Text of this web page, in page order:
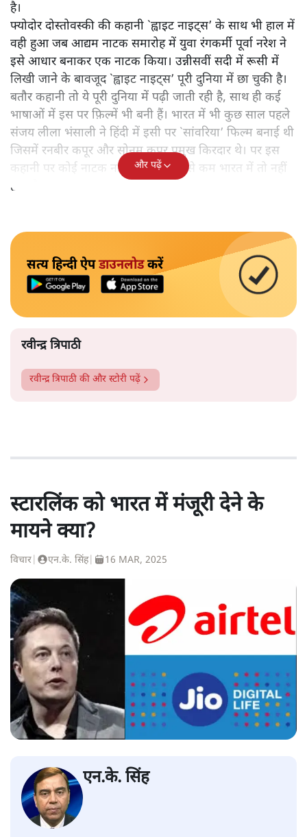
है।
फ्योदोर दोस्तोवस्की की कहानी `ह्वाइट नाइट्स’ के साथ भी हाल में
वही हुआ जब आद्यम नाटक समारोह में युवा रंगकर्मी पूर्वा नरेश ने
इसे आधार बनाकर एक नाटक किया। उन्नीसवीं सदी में रूसी में
लिखी जाने के बावजूद `ह्वाइट नाइट्स’ पूरी दुनिया में छा चुकी है।
बतौर कहानी तो ये पूरी दुनिया में पढ़ी जाती रही है, साथ ही कई
भाषाओं में इस पर फ़िल्में भी बनी हैं। भारत में भी कुछ साल पहले
संजय लीला भंसाली ने हिंदी में इसी पर `सांवरिया’ फिल्म बनाई थी
जिसमें रनबीर कपूर और सोनम कपूर प्रमुख किरदार थे। पर इस
कहानी पर कोई नाटक नहीं हुआ है। कम से कम भारत में तो नहीं
हुआ है।
और पढ़ें
सत्य हिन्दी ऐपडाउनलोडकरें
रवीन्द्र त्रिपाठी
रवीन्द्र त्रिपाठी की और स्टोरी पढ़ें
स्टारलिंक को भारत में मंजूरी देने के
मायने क्या?
विचार एन.के. सिंह| 16 MAR, 2025
एन.के. सिंह